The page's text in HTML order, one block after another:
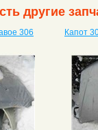
другие
306 Капот